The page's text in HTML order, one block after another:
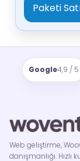
Paketi
Google4,9 / 5
Web geliştirme,
danışmanlığı.